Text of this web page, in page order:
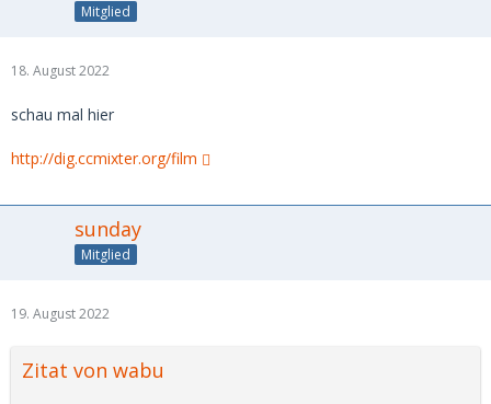
Mitglied
18. August 2022
schau mal hier
http://dig.ccmixter.org/film
sunday
Mitglied
19. August 2022
Zitat von wabu